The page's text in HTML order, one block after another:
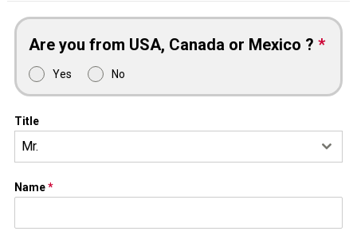
Are you from USA, Canada or Mexico ? *
Yes No
Title
Mr.
Name*